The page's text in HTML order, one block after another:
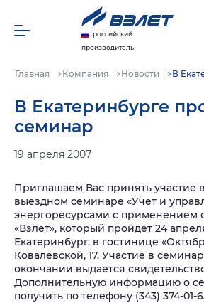
российский
производитель
Главная Компания Новости В
В Екатеринбурге
семинар
19 апреля 2007
Приглашаем Вас принять участие
выездном семинаре «Учет и
энергоресурсами с применением
«Взлет», который пройдет 24
Екатеринбург, в гостинице
Ковалевской, 17. Участие в
окончании выдается
Дополнительную информацию о
получить по телефону (343) 374-01-